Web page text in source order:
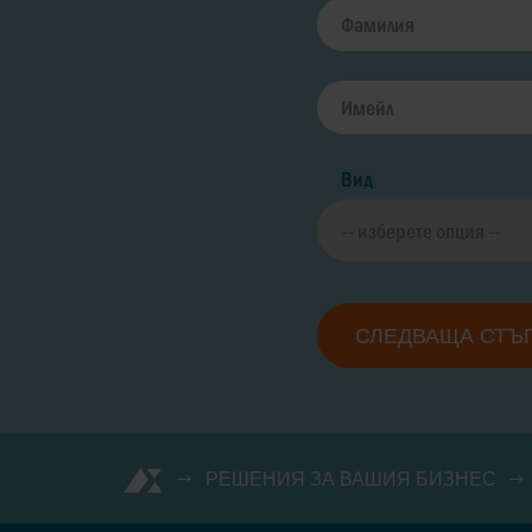
Вид
СЛЕДВАЩА
РЕШЕНИЯ ЗА ВАШИЯ БИЗНЕС